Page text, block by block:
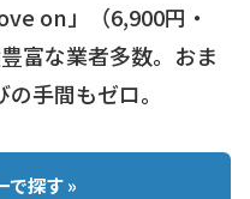
on」（6,900円・
富な業者多数。おま
手間もゼロ。
で探す »